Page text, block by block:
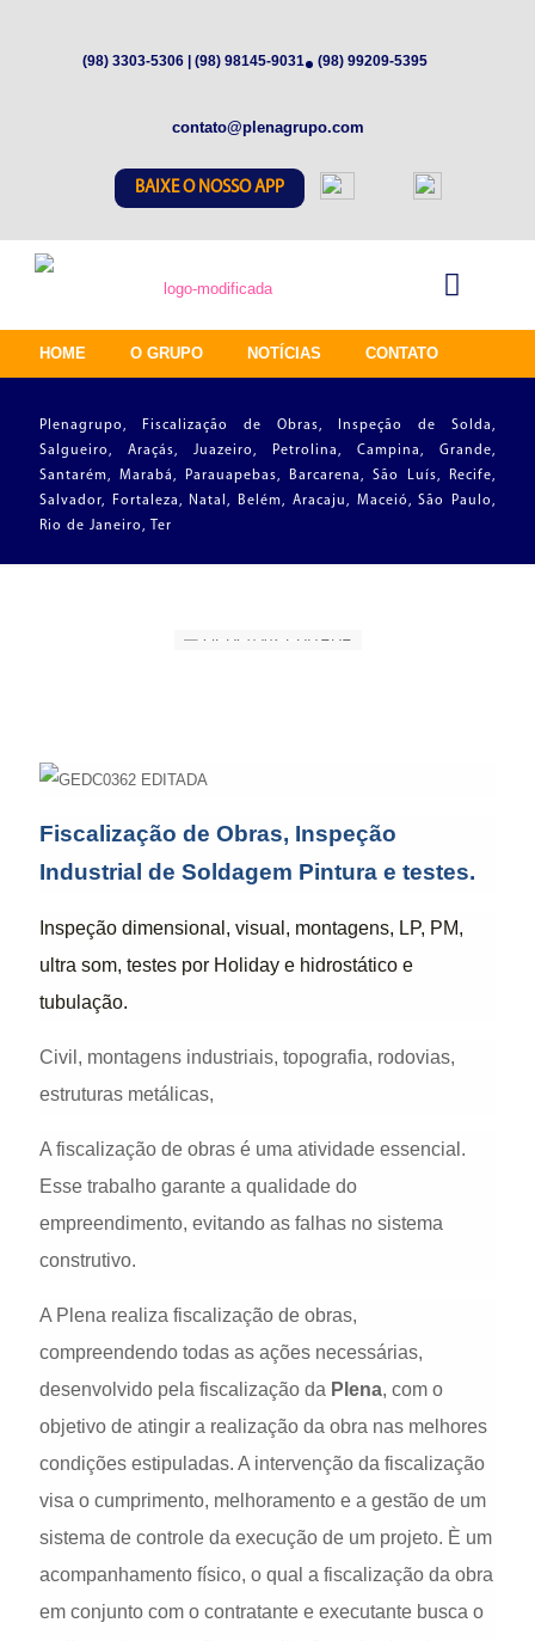
(98) 3303-5306 | (98) 98145-9031 (98) 99209-5395
contato@plenagrupo.com
BAIXE O NOSSO APP
HOME O GRUPO NOTÍCIAS CONTATO
Plenagrupo, Fiscalização de Obras, Inspeção de Solda,
Salgueiro, Araçás, Juazeiro, Petrolina, Campina, Grande,
Santarém, Marabá, Parauapebas, Barcarena, São Luís, Recife,
Salvador, Fortaleza, Natal, Belém, Aracaju, Maceió, São Paulo,
Rio de Janeiro, Ter
Fiscalização de Obras, Inspeção
Industrial de Soldagem Pintura e testes.
Inspeção dimensional, visual, montagens, LP, PM,
ultra som, testes por Holiday e hidrostático e
tubulação.
Civil, montagens industriais, topografia, rodovias,
estruturas metálicas,
A fiscalização de obras é uma atividade essencial.
Esse trabalho garante a qualidade do
empreendimento, evitando as falhas no sistema
construtivo.
A Plena realiza fiscalização de obras,
compreendendo todas as ações necessárias,
desenvolvido pela fiscalização da Plena, com o
objetivo de atingir a realização da obra nas melhores
condições estipuladas. A intervenção da fiscalização
visa o cumprimento, melhoramento e a gestão de um
sistema de controle da execução de um projeto. È um
acompanhamento físico, o qual a fiscalização da obra
em conjunto com o contratante e executante busca o